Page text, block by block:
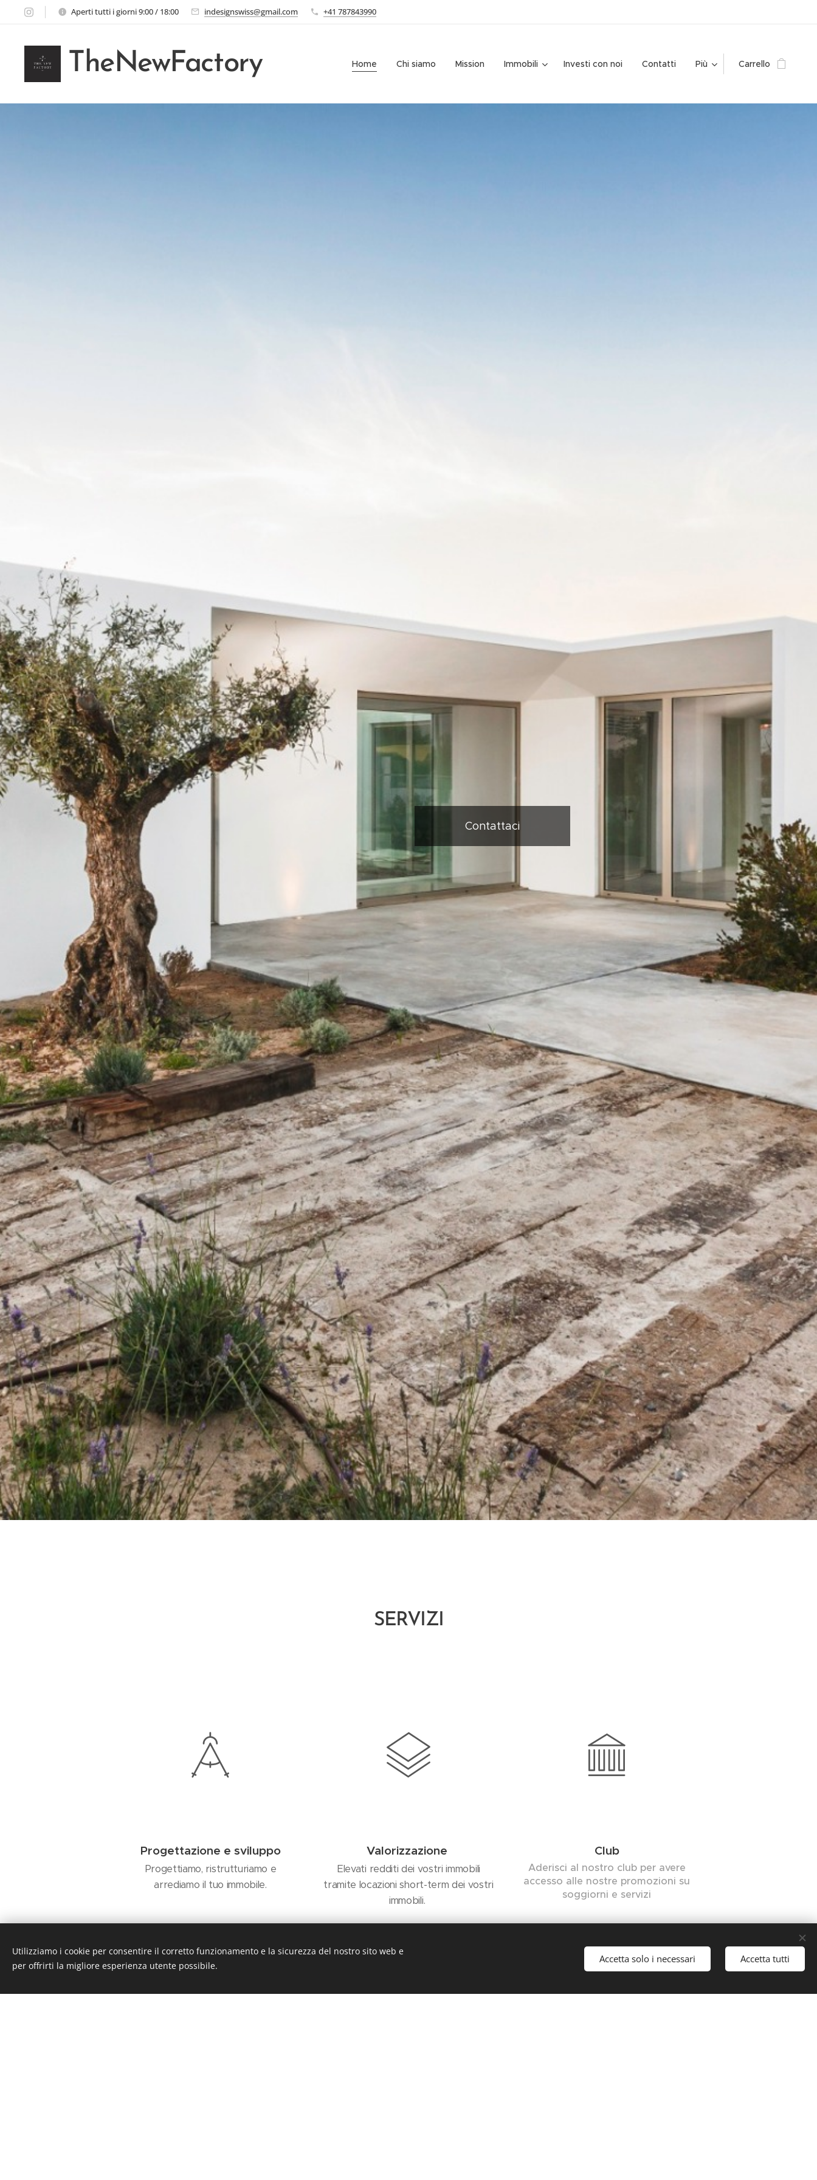
Aperti tutti i giorni 9:00 / 18:00 indesignswiss@gmail.com +41 787843990
TheNewFactory Home Chi siamo Mission Immobili Investi con noi Contatti Più Carrello
Contattaci
SERVIZI
Progettazione e sviluppo
Progettiamo, ristrutturiamo e
arrediamo il tuo immobile.
Valorizzazione
Elevati redditi dei vostri immobili
tramite locazioni short-term dei vostri
immobili.
Club
Aderisci al nostro club per avere
accesso alle nostre promozioni su
soggiorni e servizi
Utilizziamo i cookie per consentire il corretto funzionamento e la sicurezza del nostro sito web e
per offrirti la migliore esperienza utente possibile.
Accetta solo i necessari Accetta tutti